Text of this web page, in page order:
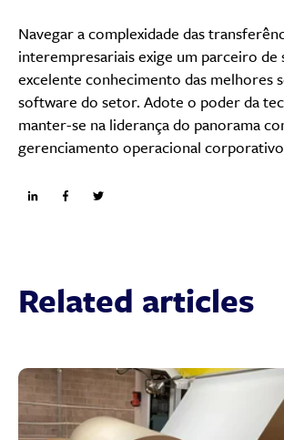
Navegar a complexidade das
interempresariais exige um parceiro de
excelente conhecimento das melhores
software do setor. Adote o poder da
manter-se na liderança do panorama
gerenciamento operacional
Related articles